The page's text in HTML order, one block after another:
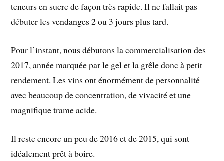
teneurs en sucre de façon très rapide. Il ne fallait pas
débuter les vendanges 2 ou 3 jours plus tard.
Pour l’instant, nous débutons la commercialisation des
2017, année marquée par le gel et la grêle donc à petit
rendement. Les vins ont énormément de personnalité
avec beaucoup de concentration, de vivacité et une
magnifique trame acide.
Il reste encore un peu de 2016 et de 2015, qui sont
idéalement prêt à boire.